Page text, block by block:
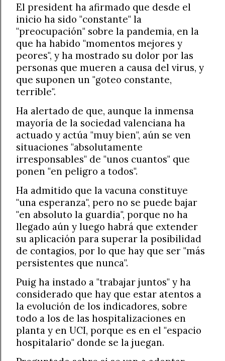
El president ha afirmado que desde el
inicio ha sido "constante" la
"preocupación" sobre la pandemia, en la
que ha habido "momentos mejores y
peores", y ha mostrado su dolor por las
personas que mueren a causa del virus, y
que suponen un "goteo constante,
terrible".
Ha alertado de que, aunque la inmensa
mayoría de la sociedad valenciana ha
actuado y actúa "muy bien", aún se ven
situaciones "absolutamente
irresponsables" de "unos cuantos" que
ponen "en peligro a todos".
Ha admitido que la vacuna constituye
"una esperanza", pero no se puede bajar
"en absoluto la guardia", porque no ha
llegado aún y luego habrá que extender
su aplicación para superar la posibilidad
de contagios, por lo que hay que ser "más
persistentes que nunca".
Puig ha instado a "trabajar juntos" y ha
considerado que hay que estar atentos a
la evolución de los indicadores, sobre
todo a los de las hospitalizaciones en
planta y en UCI, porque es en el "espacio
hospitalario" donde se la juegan.